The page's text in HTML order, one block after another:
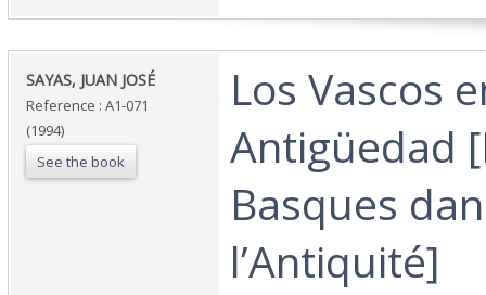
‎SAYAS, JUAN JOSÉ ‎
Reference : A1-071
(1994)
See the book
‎Los Vascos
Antigüedad
Basques
l’Antiquité]‎